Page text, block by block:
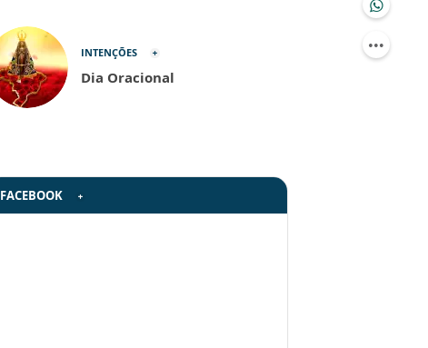
INTENÇÕES
Dia Oracional
FACEBOOK